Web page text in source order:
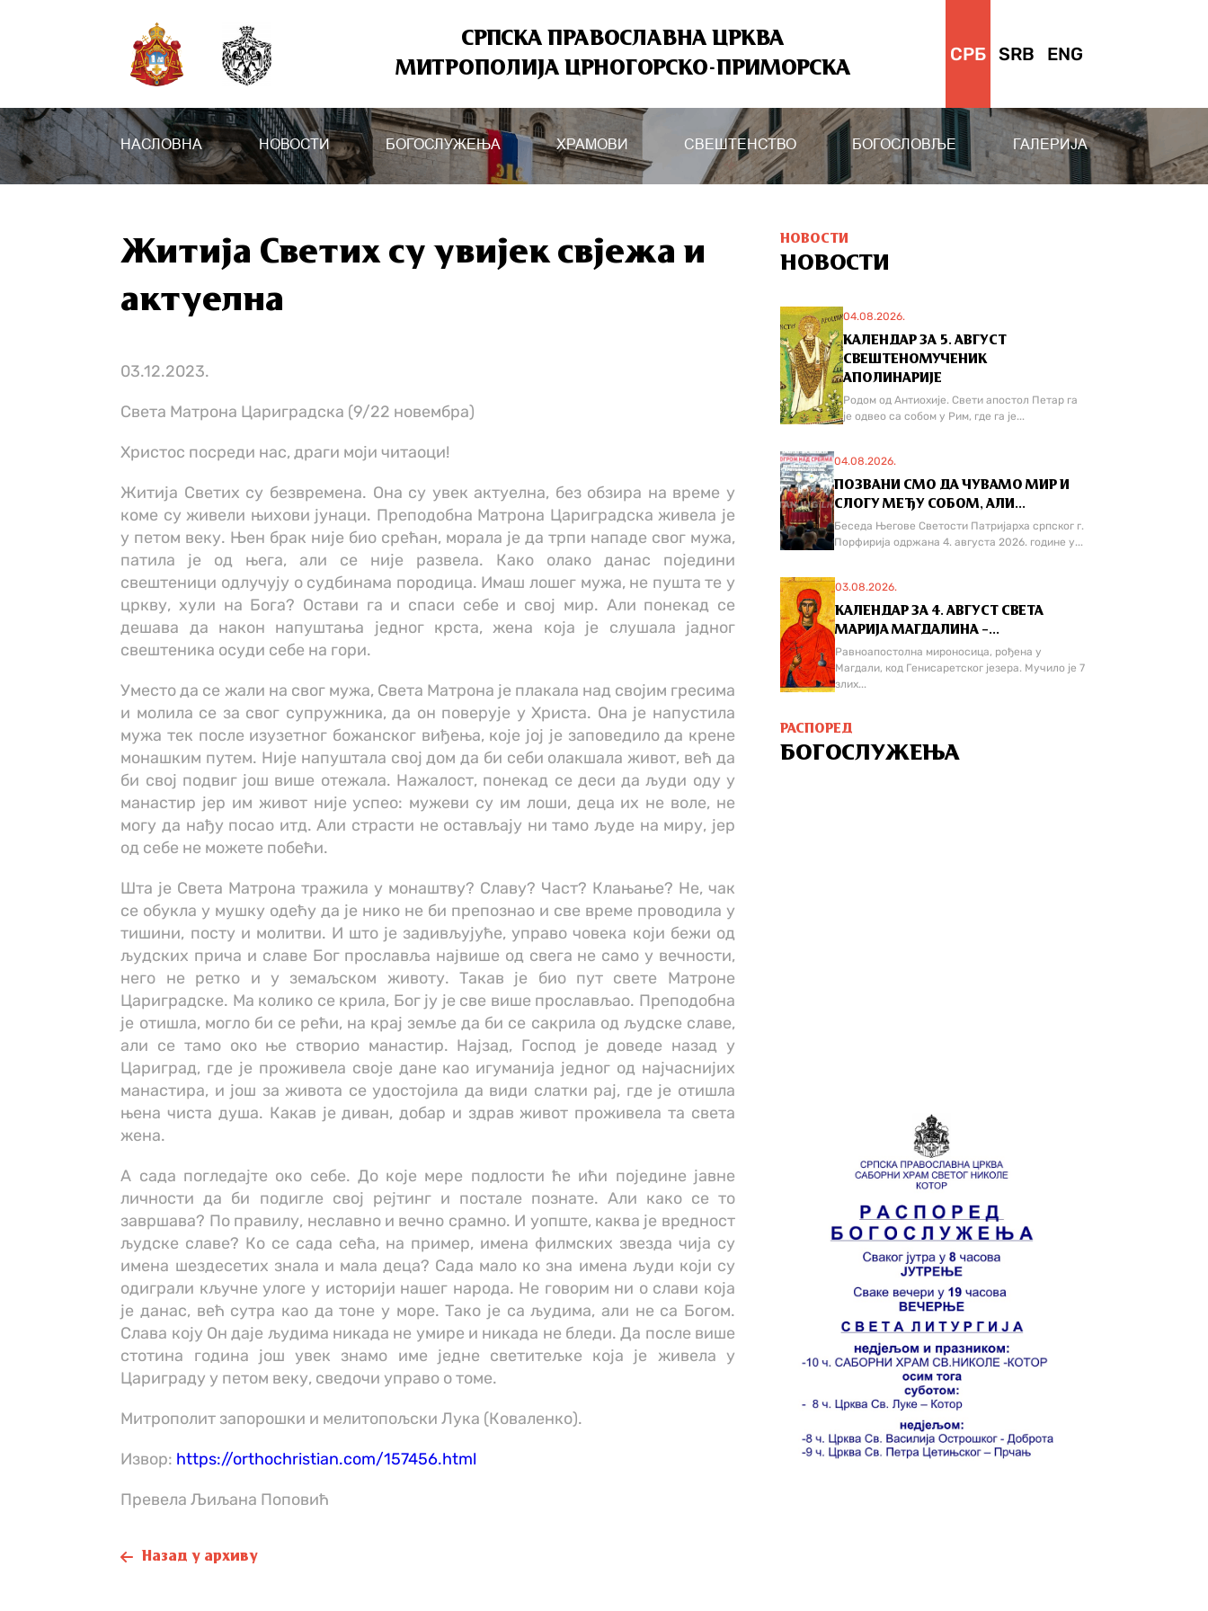
СРПСКА ПРАВОСЛАВНА ЦРКВА
МИТРОПОЛИЈА ЦРНОГОРСКО-ПРИМОРСКА
СРБ SRB ENG
НАСЛОВНА НОВОСТИ БОГОСЛУЖЕЊА ХРАМОВИ СВЕШТЕНСТВО БОГОСЛОВЉЕ ГАЛЕРИЈА
Житија Светих су увијек свјежа и
актуелна
03.12.2023.
Света Матрона Цариградска (9/22 новембра)
Христос посреди нас, драги моји читаоци!
Житија Светих су безвременa. Онa су увек актуелна, без обзира на време у
коме су живели њихови јунаци. Преподобна Матрона Цариградска живела је
у петом веку. Њен брак није био срећан, морала је да трпи нападе свог мужа,
патила је од њега, али се није развела. Како олако данас поједини
свештеници одлучују о судбинама породица. Имаш лошег мужа, не пушта те у
цркву, хули на Бога? Остави га и спаси себе и свој мир. Али понекад се
дешава да након напуштања једног крста, жена која је слушала јадног
свештеника осуди себе на гори.
Уместо да се жали на свог мужа, Света Матрона је плакала над својим гресима
и молила се за свог супружника, да он поверује у Христа. Она је напустила
мужа тек после изузетног божанског виђења, које јој је заповедило да крене
монашким путем. Није напуштала свој дом да би себи олакшала живот, већ да
би свој подвиг још више отежала. Нажалост, понекад се деси да људи оду у
манастир јер им живот није успео: мужеви су им лоши, деца их не воле, не
могу да нађу посао итд. Али страсти не остављају ни тамо људе на миру, јер
од себе не можете побећи.
Шта је Света Матрона тражила у монаштву? Славу? Част? Клањање? Не, чак
се обукла у мушку одећу да је нико не би препознао и све време проводила у
тишини, посту и молитви. И што је задивљујуће, управо човека који бежи од
људских прича и славе Бог прославља највише од свега не само у вечности,
него не ретко и у земаљском животу. Такав је био пут свете Матроне
Цариградске. Ма колико се крила, Бог ју је све више прослављао. Преподобна
је отишла, могло би се рећи, на крај земље да би се сакрила од људске славе,
али се тамо око ње створио манастир. Најзад, Господ је доведе назад у
Цариград, где је проживела своје дане као игуманија једног од најчаснијих
манастира, и још за живота се удостојила да види слатки рај, где је отишла
њена чиста душа. Какав је диван, добар и здрав живот проживела та света
жена.
А сада погледајте око себе. До које мере подлости ће ићи поједине јавне
личности да би подигле свој рејтинг и постале познате. Али како се то
завршава? По правилу, неславно и вечно срамно. И уопште, каква је вредност
људске славе? Ко се сада сећа, на пример, имена филмских звезда чија су
имена шездесетих знала и мала деца? Сада мало ко зна имена људи који су
одиграли кључне улоге у историји нашег народа. Не говорим ни о слави која
је данас, већ сутра као да тоне у море. Тако је са људима, али не са Богом.
Слава коју Он даје људима никада не умире и никада не бледи. Да после више
стотина година још увек знамо име једне светитељке која је живела у
Цариграду у петом веку, сведочи управо о томе.
Митрополит запорошки и мелитопољски Лука (Коваленко).
Извор: https://orthochristian.com/157456.html
Превела Љиљана Поповић
Назад у архиву
НОВОСТИ
НОВОСТИ
04.08.2026.
КАЛЕНДАР ЗА 5. АВГУСТ
СВЕШТЕНОМУЧЕНИК
АПОЛИНАРИЈЕ
Родом од Антиохије. Свети апостол Петар га
је одвео са собом у Рим, где га је...
04.08.2026.
ПОЗВАНИ СМО ДА ЧУВАМО МИР И
СЛОГУ МЕЂУ СОБОМ, АЛИ...
Беседа Његове Светости Патријарха српског г.
Порфирија одржана 4. августа 2026. године у...
03.08.2026.
КАЛЕНДАР ЗА 4. АВГУСТ СВЕТА
МАРИЈА МАГДАЛИНА –...
Равноапостолна мироносица, рођена у
Магдали, код Генисаретског језера. Мучилo је 7
злих...
РАСПОРЕД
БОГОСЛУЖЕЊА